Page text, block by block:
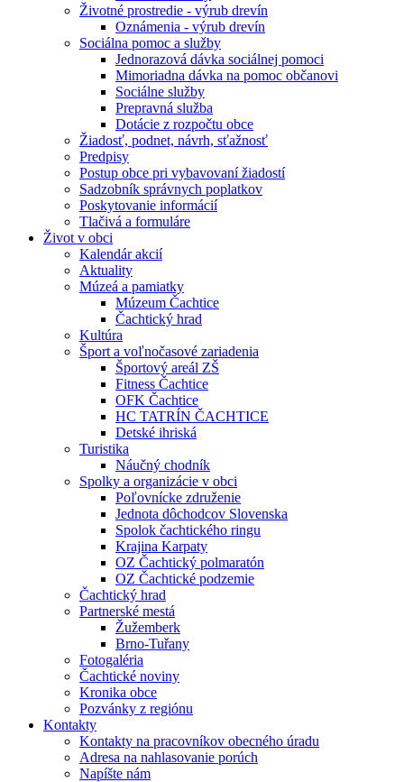
Životné prostredie - výrub drevín
Oznámenia - výrub drevín
Sociálna pomoc a služby
Jednorazová dávka sociálnej pomoci
Mimoriadna dávka na pomoc občanovi
Sociálne služby
Prepravná služba
Dotácie z rozpočtu obce
Žiadosť, podnet, návrh, sťažnosť
Predpisy
Postup obce pri vybavovaní žiadostí
Sadzobník správnych poplatkov
Poskytovanie informácií
Tlačivá a formuláre
Život v obci
Kalendár akcií
Aktuality
Múzeá a pamiatky
Múzeum Čachtice
Čachtický hrad
Kultúra
Šport a voľnočasové zariadenia
Športový areál ZŠ
Fitness Čachtice
OFK Čachtice
HC TATRÍN ČACHTICE
Detské ihriská
Turistika
Náučný chodník
Spolky a organizácie v obci
Poľovnícke združenie
Jednota dôchodcov Slovenska
Spolok čachtického ringu
Krajina Karpaty
OZ Čachtický polmaratón
OZ Čachtické podzemie
Čachtický hrad
Partnerské mestá
Žužemberk
Brno-Tuřany
Fotogaléria
Čachtické noviny
Kronika obce
Pozvánky z regiónu
Kontakty
Kontakty na pracovníkov obecného úradu
Adresa na nahlasovanie porúch
Napíšte nám